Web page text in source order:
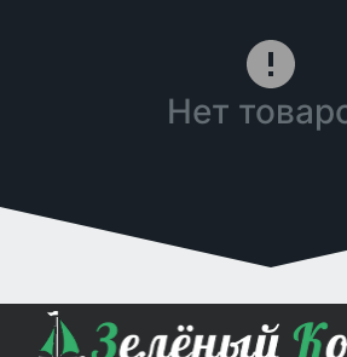
Нет